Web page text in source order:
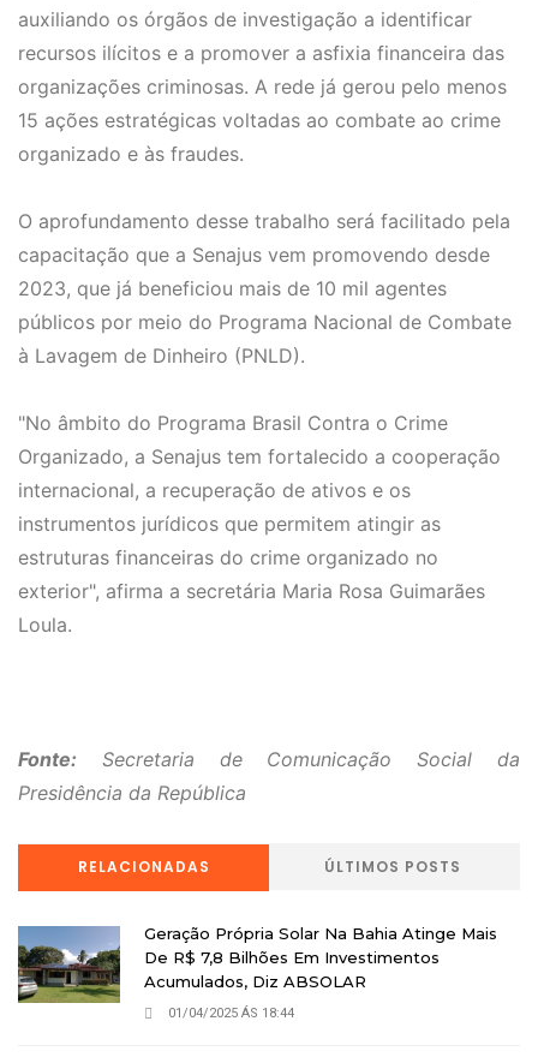
auxiliando os órgãos de investigação a identificar
recursos ilícitos e a promover a asfixia financeira das
organizações criminosas. A rede já gerou pelo menos
15 ações estratégicas voltadas ao combate ao crime
organizado e às fraudes.
O aprofundamento desse trabalho será facilitado pela
capacitação que a Senajus vem promovendo desde
2023, que já beneficiou mais de 10 mil agentes
públicos por meio do Programa Nacional de Combate
à Lavagem de Dinheiro (PNLD).
"No âmbito do Programa Brasil Contra o Crime
Organizado, a Senajus tem fortalecido a cooperação
internacional, a recuperação de ativos e os
instrumentos jurídicos que permitem atingir as
estruturas financeiras do crime organizado no
exterior", afirma a secretária Maria Rosa Guimarães
Loula.
Fonte: Secretaria de Comunicação Social da
Presidência da República
RELACIONADAS ÚLTIMOS POSTS
Geração Própria Solar Na Bahia Atinge Mais
De R$ 7,8 Bilhões Em Investimentos
Acumulados, Diz ABSOLAR
01/04/2025 ÁS 18:44